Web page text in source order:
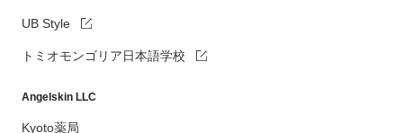
UB Style
トミオモンゴリア日本語学校
Angelskin LLC
Kyoto薬局